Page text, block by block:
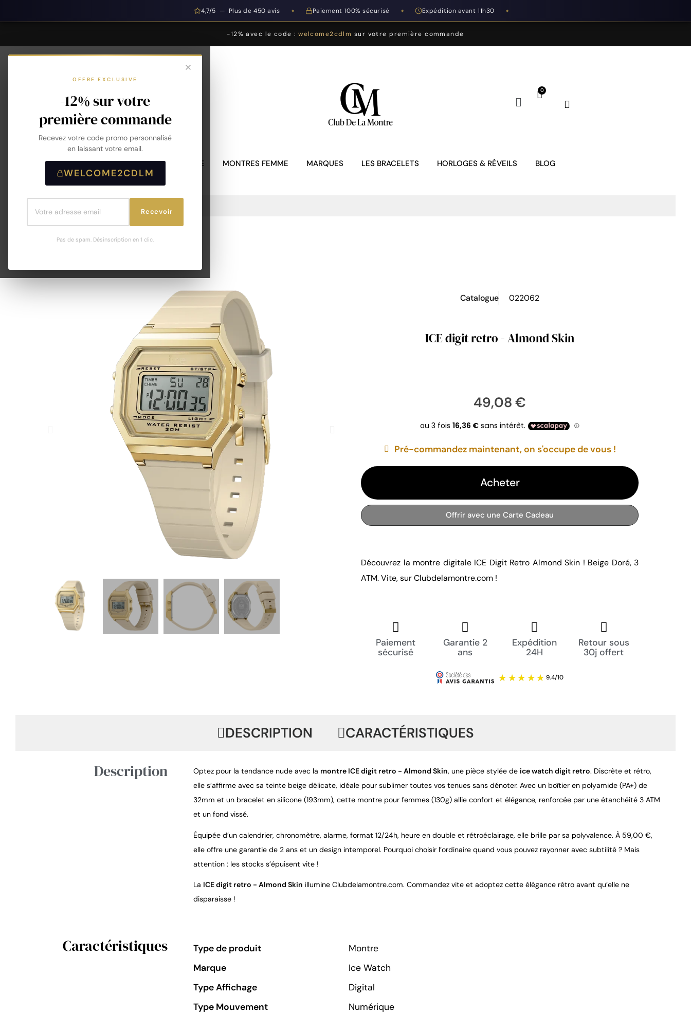
4,7/5 — Plus de 450 avis ◆ Paiement 100% sécurisé ◆ Expédition avant 11h30 ◆
-12% avec le code :welcome2cdlm sur votre première commande
OFFRE EXCLUSIVE
-12% sur votre
première commande
Recevez votre code promo personnalisé
en laissant votre email.
WELCOME2CDLM
Recevoir
Pas de spam. Désinscription en 1 clic.
MONTRES HOMME MONTRES FEMME MARQUES LES BRACELETS HORLOGES & RÉVEILS BLOG
Accueil ICE Digit Retro - Almond Skin
Catalogue 022062
ICE digit retro - Almond Skin
49,08 €
Pré-commandez maintenant, on s'occupe de vous !
Acheter
Offrir avec une Carte Cadeau
Découvrez la montre digitale ICE Digit Retro Almond Skin ! Beige Doré, 3
ATM. Vite, sur Clubdelamontre.com !
Paiement
sécurisé
Garantie 2
ans
Expédition
24H
Retour sous
30j offert
9.4/10
DESCRIPTION CARACTÉRISTIQUES
Description Optez pour la tendance nude avec la montre ICE digit retro - Almond Skin, une pièce stylée de ice watch digit retro. Discrète et rétro,
elle s’affirme avec sa teinte beige délicate, idéale pour sublimer toutes vos tenues sans dénoter. Avec un boîtier en polyamide (PA+) de
32mm et un bracelet en silicone (193mm), cette montre pour femmes (130g) allie confort et élégance, renforcée par une étanchéité 3 ATM
et un fond vissé.
Équipée d’un calendrier, chronomètre, alarme, format 12/24h, heure en double et rétroéclairage, elle brille par sa polyvalence. À 59,00 €,
elle offre une garantie de 2 ans et un design intemporel. Pourquoi choisir l’ordinaire quand vous pouvez rayonner avec subtilité ? Mais
attention : les stocks s’épuisent vite !
La ICE digit retro - Almond Skin illumine Clubdelamontre.com. Commandez vite et adoptez cette élégance rétro avant qu’elle ne
disparaisse !
Caractéristiques Type de produit
Montre
Marque
Ice Watch
Type Affichage
Digital
Type Mouvement
Numérique